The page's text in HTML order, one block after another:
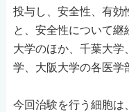
投与し、安全性、有効
と、安全性について
大学のほか、千葉大学
学、大阪大学の各医学
今回治験を行う細胞は